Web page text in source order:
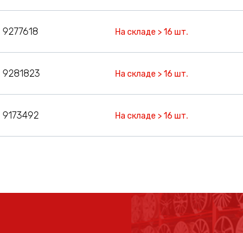
9277618 На складе > 16 шт.
9281823 На складе > 16 шт.
9173492 На складе > 16 шт.